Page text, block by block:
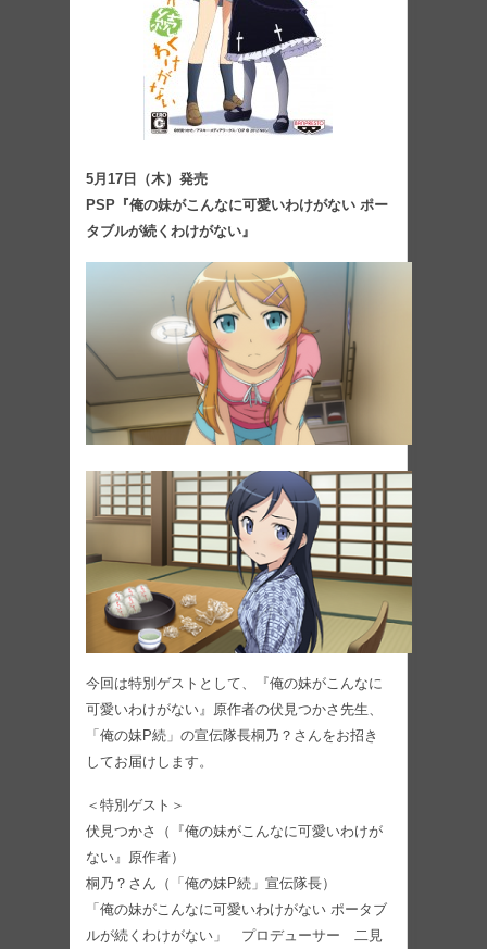
5月17日（木）発売
PSP『俺の妹がこんなに可愛いわけがない ポー
タブルが続くわけがない』
今回は特別ゲストとして、『俺の妹がこんなに
可愛いわけがない』原作者の伏見つかさ先生、
「俺の妹P続」の宣伝隊長桐乃？さんをお招き
してお届けします。
＜特別ゲスト＞
伏見つかさ（『俺の妹がこんなに可愛いわけが
ない』原作者）
桐乃？さん（「俺の妹P続」宣伝隊長）
「俺の妹がこんなに可愛いわけがない ポータブ
ルが続くわけがない」 プロデューサー 二見